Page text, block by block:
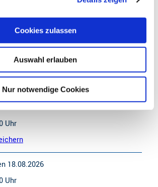
Cookies zulassen
Auswahl erlauben
Nur notwendige Cookies
15.08.2026
17.08.2026
Uhr
18.08.2026
Uhr